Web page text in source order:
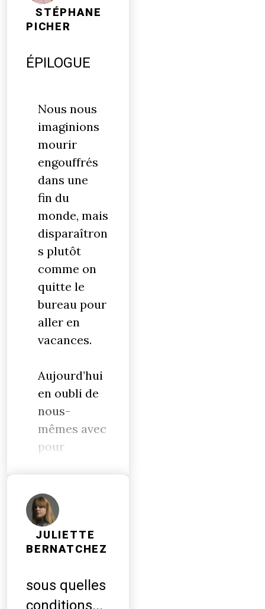
STÉPHANE
PICHER
ÉPILOGUE
Nous nous
imaginions
mourir
engouffrés
dans une
fin du
monde, mais
disparaîtron
s plutôt
comme on
quitte le
bureau pour
aller en
vacances.
Aujourd’hui
en oubli de
nous-
mêmes avec
pour
JULIETTE
BERNATCHEZ
sous quelles
conditions...